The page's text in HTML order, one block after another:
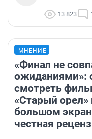
13 823
МНЕНИЕ
«Финал не
ожиданиями»:
смотреть
«Старый орел»
большом
честная